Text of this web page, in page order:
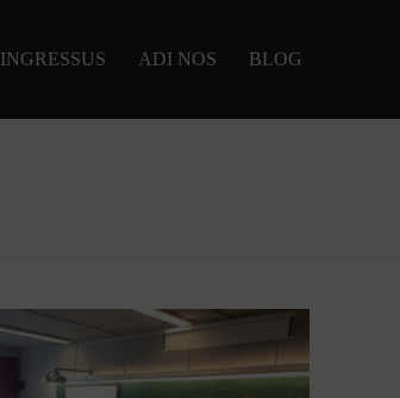
INGRESSUS ADI NOS BLOG